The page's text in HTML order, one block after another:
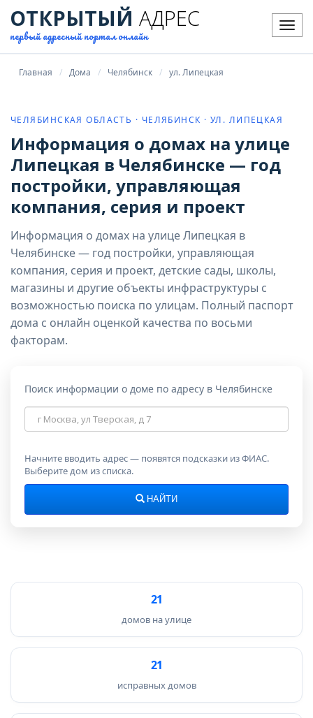
ОТКРЫТЫЙ АДРЕС
первый адресный портал онлайн
Главная Дома Челябинск ул. Липецкая
ЧЕЛЯБИНСКАЯ ОБЛАСТЬ · ЧЕЛЯБИНСК · УЛ. ЛИПЕЦКАЯ
Информация о домах на улице
Липецкая в Челябинске — год
постройки, управляющая
компания, серия и проект
Информация о домах на улице Липецкая в
Челябинске — год постройки, управляющая
компания, серия и проект, детские сады, школы,
магазины и другие объекты инфраструктуры с
возможностью поиска по улицам. Полный паспорт
дома с онлайн оценкой качества по восьми
факторам.
Поиск информации о доме по адресу в Челябинске
Адрес
дома
Начните вводить адрес — появятся подсказки из ФИАС.
Выберите дом из списка.
НАЙТИ
21
домов на улице
21
исправных домов